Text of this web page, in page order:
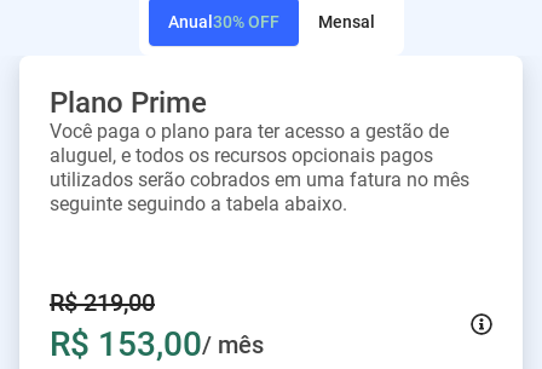
Anual 30% OFF Mensal
Plano Prime
Você paga o plano para ter acesso a gestão de
aluguel, e todos os recursos opcionais pagos
utilizados serão cobrados em uma fatura no mês
seguinte seguindo a tabela abaixo.
R$ 219,00
R$ 153,00/ mês